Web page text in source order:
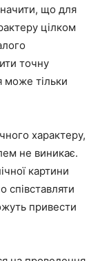
що для
цілком
точну
може тільки
характеру,
не виникає.
картини
співставляти
привести